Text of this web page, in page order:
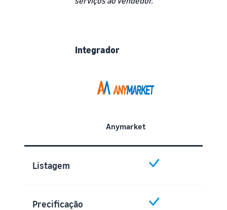
Integrador
Anymarket
Listagem
Precificação